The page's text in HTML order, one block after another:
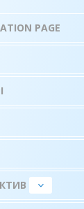
PAGE